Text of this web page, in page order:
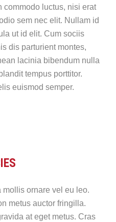
commodo luctus, nisi erat
sem nec elit. Nullam id
ut id elit. Cum sociis
dis parturient montes,
lacinia bibendum nulla
tempus porttitor.
euismod semper.
ornare vel eu leo.
metus auctor fringilla.
at eget metus. Cras